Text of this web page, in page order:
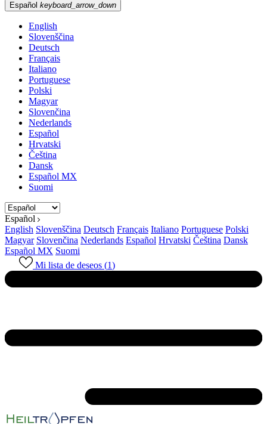
Español keyboard_arrow_down
English
Slovenščina
Deutsch
Français
Italiano
Portuguese
Polski
Magyar
Slovenčina
Nederlands
Español
Hrvatski
Čeština
Dansk
Español MX
Suomi
Español
English Slovenščina Deutsch Français Italiano Portuguese Polski
Magyar Slovenčina Nederlands Español Hrvatski Čeština Dansk
Español MX Suomi
Mi lista de deseos (1)